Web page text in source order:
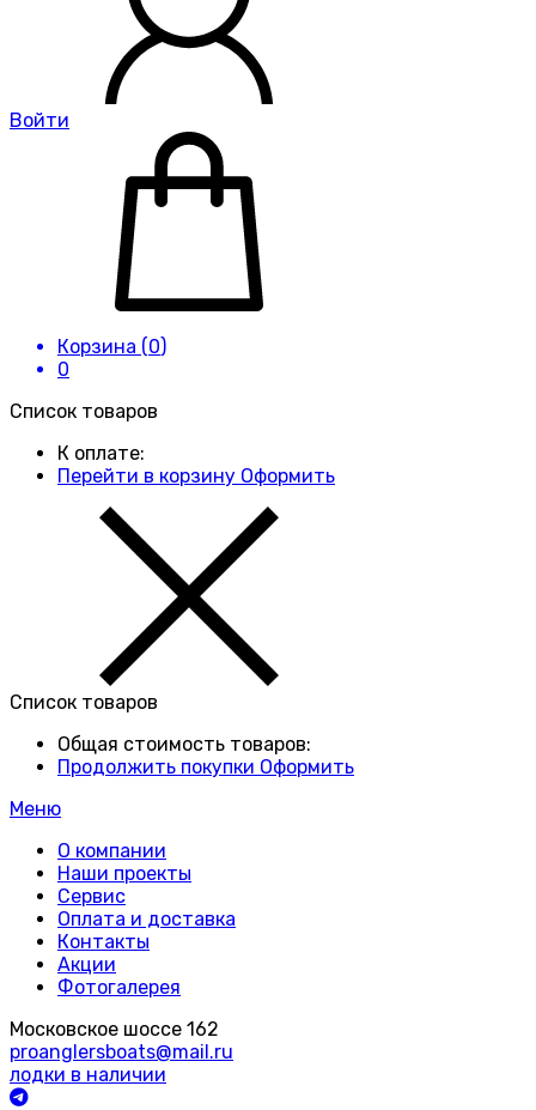
Войти
Корзина (0)
0
Список товаров
К оплате:
Перейти в корзину Оформить
Список товаров
Общая стоимость товаров:
Продолжить покупки Оформить
Меню
О компании
Наши проекты
Сервис
Оплата и доставка
Контакты
Акции
Фотогалерея
Московское шоссе 162
proanglersboats@mail.ru
лодки в наличии